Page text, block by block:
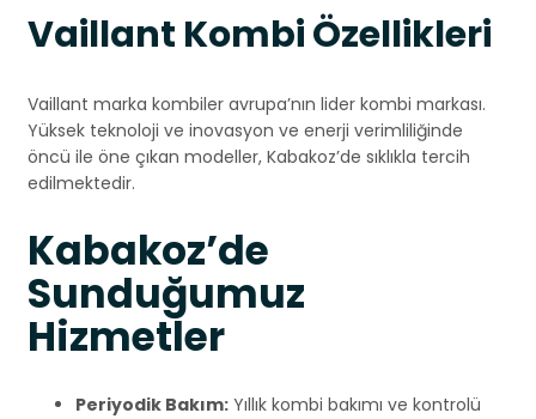
Vaillant Kombi Özellikleri
Vaillant marka kombiler avrupa’nın lider kombi markası.
Yüksek teknoloji ve inovasyon ve enerji verimliliğinde
öncü ile öne çıkan modeller, Kabakoz’de sıklıkla tercih
edilmektedir.
Kabakoz’de
Sunduğumuz
Hizmetler
Periyodik Bakım: Yıllık kombi bakımı ve kontrolü